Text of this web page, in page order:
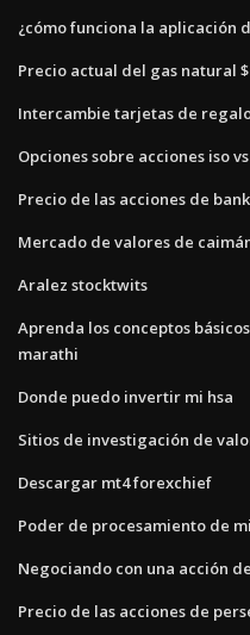
¿cómo funciona la aplicación
Precio actual del gas natural
Intercambie tarjetas de
Opciones sobre acciones iso
Precio de las acciones de
Mercado de valores de
Aralez stocktwits
Aprenda los conceptos
marathi
Donde puedo invertir mi hsa
Sitios de investigación de
Descargar mt4 forexchief
Poder de procesamiento de
Negociando con una acción
Precio de las acciones de